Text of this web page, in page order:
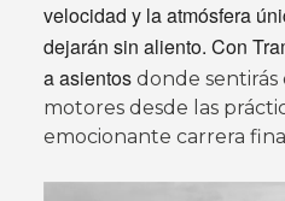
velocidad y la atmósfera
dejarán sin aliento. Con
a asientos donde
motores desde las
emocionante carrera